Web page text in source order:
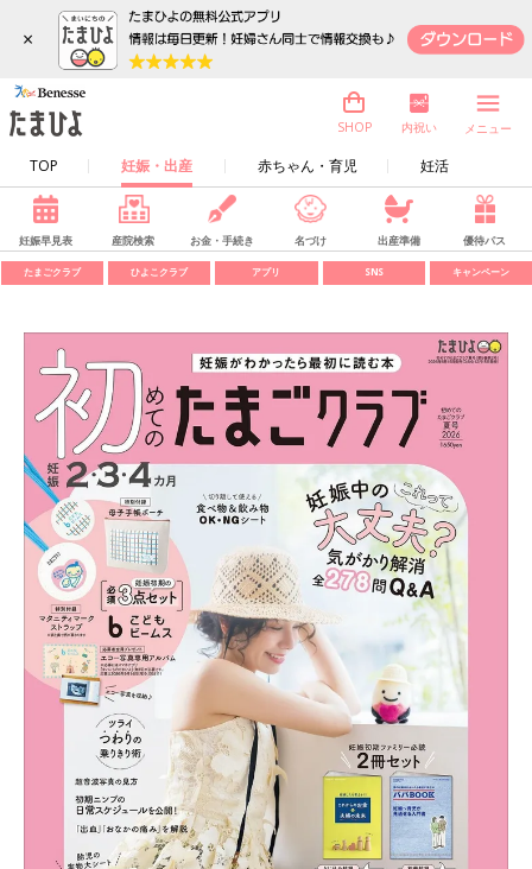
×
TOP 妊娠・出産 赤ちゃん・育児 妊活
SHOP 内祝い メニュー
妊娠早見表 産院検索 お金・手続き 名づけ 出産準備 優待パス
たまごクラブ ひよこクラブ アプリ SNS キャンペーン